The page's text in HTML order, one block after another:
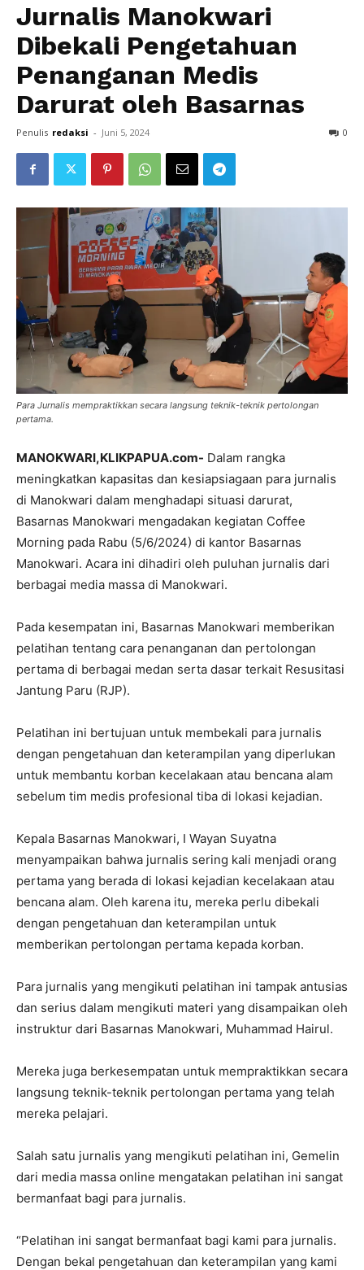
Jurnalis Manokwari
Dibekali Pengetahuan
Penanganan Medis
Darurat oleh Basarnas
Penulis redaksi - Juni 5, 2024 0
Para Jurnalis mempraktikkan secara langsung teknik-teknik pertolongan
pertama.
MANOKWARI,KLIKPAPUA.com- Dalam rangka
meningkatkan kapasitas dan kesiapsiagaan para jurnalis
di Manokwari dalam menghadapi situasi darurat,
Basarnas Manokwari mengadakan kegiatan Coffee
Morning pada Rabu (5/6/2024) di kantor Basarnas
Manokwari. Acara ini dihadiri oleh puluhan jurnalis dari
berbagai media massa di Manokwari.
Pada kesempatan ini, Basarnas Manokwari memberikan
pelatihan tentang cara penanganan dan pertolongan
pertama di berbagai medan serta dasar terkait Resusitasi
Jantung Paru (RJP).
Pelatihan ini bertujuan untuk membekali para jurnalis
dengan pengetahuan dan keterampilan yang diperlukan
untuk membantu korban kecelakaan atau bencana alam
sebelum tim medis profesional tiba di lokasi kejadian.
Kepala Basarnas Manokwari, I Wayan Suyatna
menyampaikan bahwa jurnalis sering kali menjadi orang
pertama yang berada di lokasi kejadian kecelakaan atau
bencana alam. Oleh karena itu, mereka perlu dibekali
dengan pengetahuan dan keterampilan untuk
memberikan pertolongan pertama kepada korban.
Para jurnalis yang mengikuti pelatihan ini tampak antusias
dan serius dalam mengikuti materi yang disampaikan oleh
instruktur dari Basarnas Manokwari, Muhammad Hairul.
Mereka juga berkesempatan untuk mempraktikkan secara
langsung teknik-teknik pertolongan pertama yang telah
mereka pelajari.
Salah satu jurnalis yang mengikuti pelatihan ini, Gemelin
dari media massa online mengatakan pelatihan ini sangat
bermanfaat bagi para jurnalis.
“Pelatihan ini sangat bermanfaat bagi kami para jurnalis.
Dengan bekal pengetahuan dan keterampilan yang kami